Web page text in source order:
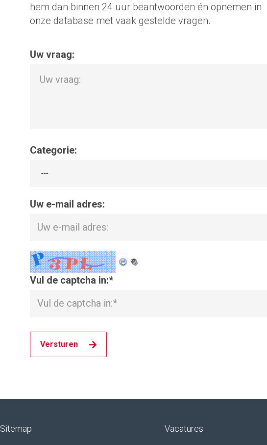
hem dan binnen 24 uur beantwoorden én opnemen in
onze database met vaak gestelde vragen.
Uw vraag:
Categorie:
---
Uw e-mail adres:
Vul de captcha in:*
Sitemap Vacatures